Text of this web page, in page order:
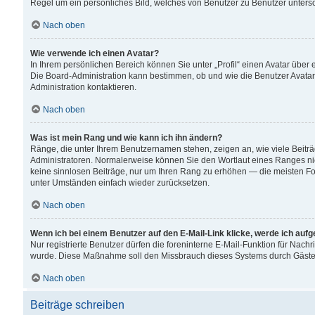
Regel um ein persönliches Bild, welches von Benutzer zu Benutzer
Nach oben
Wie verwende ich einen Avatar?
In Ihrem persönlichen Bereich können Sie unter „Profil“ einen Avatar
Die Board-Administration kann bestimmen, ob und wie die Benutzer
Administration kontaktieren.
Nach oben
Was ist mein Rang und wie kann ich ihn ändern?
Ränge, die unter Ihrem Benutzernamen stehen, zeigen an, wie viele
Administratoren. Normalerweise können Sie den Wortlaut eines Ranges
keine sinnlosen Beiträge, nur um Ihren Rang zu erhöhen — die meisten
unter Umständen einfach wieder zurücksetzen.
Nach oben
Wenn ich bei einem Benutzer auf den E-Mail-Link klicke, werde ich
Nur registrierte Benutzer dürfen die foreninterne E-Mail-Funktion für
wurde. Diese Maßnahme soll den Missbrauch dieses Systems durch
Nach oben
Beiträge schreiben